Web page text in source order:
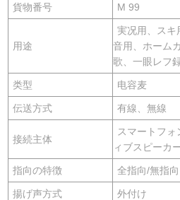
貨物番号 M 99
用途
実况用、スキ
音用、ホーム
歌、一眼レフ
类型 电容麦
伝送方式 有線、無線
接続主体
スマートフ
ィブスピーカ
指向の特徴 全指向/無指向
揚げ声方式 外付け